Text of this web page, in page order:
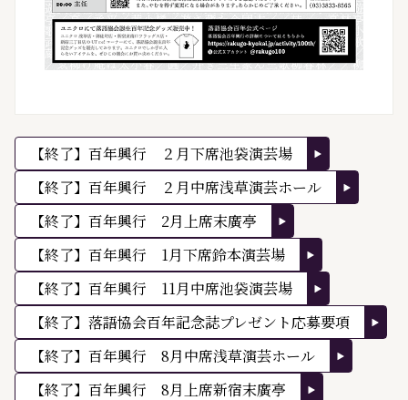
【終了】百年興行 ２月下席池袋演芸場
【終了】百年興行 ２月中席浅草演芸ホール
【終了】百年興行 2月上席末廣亭
【終了】百年興行 1月下席鈴本演芸場
【終了】百年興行 11月中席池袋演芸場
【終了】落語協会百年記念誌プレゼント応募要項
【終了】百年興行 8月中席浅草演芸ホール
【終了】百年興行 8月上席新宿末廣亭